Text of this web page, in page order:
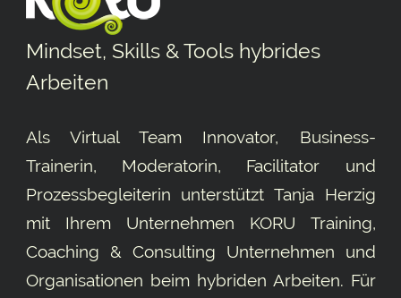
Mindset, Skills & Tools hybrides
Arbeiten
Als Virtual Team Innovator, Business-
Trainerin, Moderatorin, Facilitator und
Prozessbegleiterin unterstützt Tanja Herzig
mit Ihrem Unternehmen KORU Training,
Coaching & Consulting Unternehmen und
Organisationen beim hybriden Arbeiten. Für